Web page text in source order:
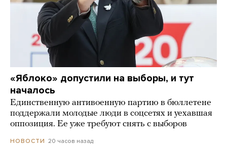
«Яблоко» допустили на выборы, и тут
началось
Единственную антивоенную партию в бюллетене
поддержали молодые люди в соцсетях и уехавшая
оппозиция. Ее уже требуют снять с выборов
НОВОСТИ 20 часов назад